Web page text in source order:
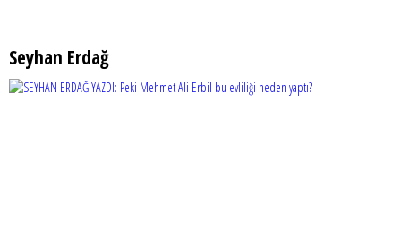
Seyhan Erdağ